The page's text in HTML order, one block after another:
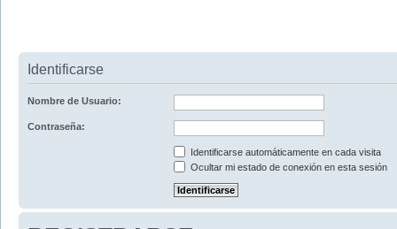
Identificarse
Nombre de Usuario:
Contraseña:
Identificarse automáticamente en cada visita
Ocultar mi estado de conexión en esta sesión